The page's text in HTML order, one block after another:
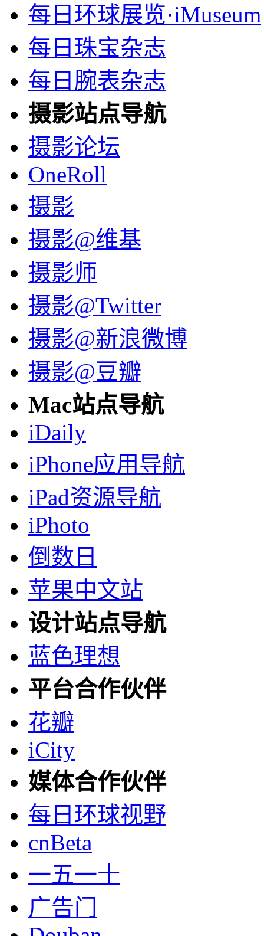
每日环球展览·iMuseum
每日珠宝杂志
每日腕表杂志
摄影站点导航
摄影论坛
OneRoll
摄影
摄影@维基
摄影师
摄影@Twitter
摄影@新浪微博
摄影@豆瓣
Mac站点导航
iDaily
iPhone应用导航
iPad资源导航
iPhoto
倒数日
苹果中文站
设计站点导航
蓝色理想
平台合作伙伴
花瓣
iCity
媒体合作伙伴
每日环球视野
cnBeta
一五一十
广告门